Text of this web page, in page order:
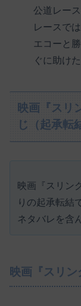
公道レー
レースで
エコーと
ぐに助け
映画『スリ
じ（起承転
映画『スリン
りの起承転結
ネタバレを含
映画『スリン